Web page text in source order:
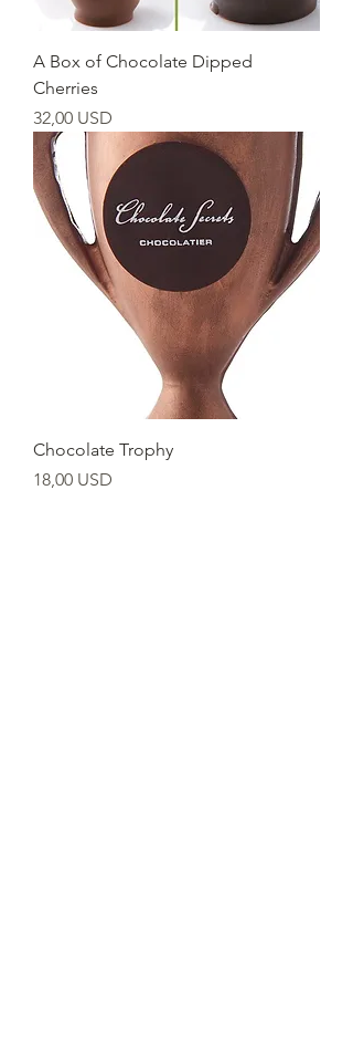
A Box of Chocolate Dipped
Cherries
Ціна
32,00 USD
Chocolate Trophy
Ціна
18,00 USD